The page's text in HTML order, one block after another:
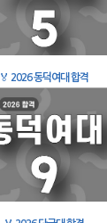
🏅 2026 동덕여대 합격